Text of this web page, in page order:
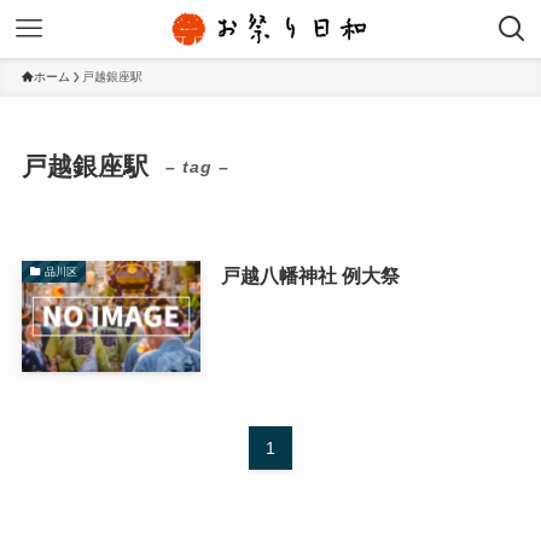
ホーム 戸越銀座駅
戸越銀座駅 – tag –
品川区 戸越八幡神社 例大祭
1